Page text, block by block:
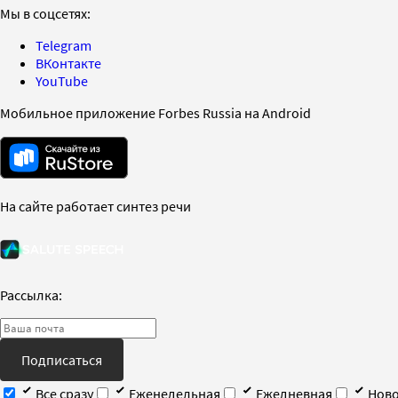
Мы в соцсетях:
Telegram
ВКонтакте
YouTube
Мобильное приложение Forbes Russia на Android
На сайте работает синтез речи
Рассылка:
Подписаться
Все сразу
Еженедельная Ежедневная